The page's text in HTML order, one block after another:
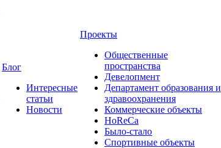
Блог
Интересные
статьи
Новости
Проекты
Общественные
пространства
Девелопмент
Департамент образования и
здравоохранения
Коммерческие объекты
HoReCa
Было-стало
Спортивные объекты